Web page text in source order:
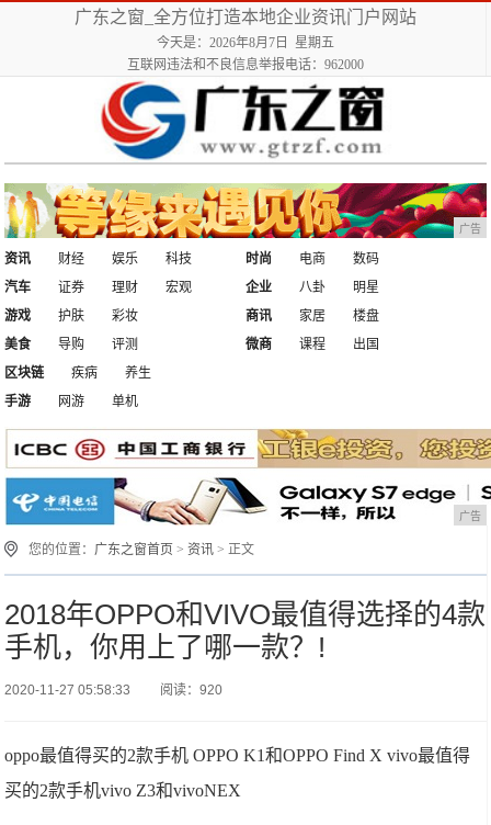
广东之窗_全方位打造本地企业资讯门户网站
今天是：2026年8月7日 星期五
互联网违法和不良信息举报电话：962000
广告
资讯 财经 娱乐
科技
汽车
证券 理财 宏观
时尚 电商
数码
企业
八卦
明星
游戏
护肤
彩妆
美食
导购 评测
商讯 家居
楼盘
微商
课程
出国
区块链
疾病
养生
手游
网游 单机
广告
您的位置： 广东之窗首页 >资讯 > 正文
2018年OPPO和VIVO最值得选择的4款
手机，你用上了哪一款？!
2020-11-27 05:58:33 阅读：920
oppo最值得买的2款手机 OPPO K1和OPPO Find X vivo最值得
买的2款手机vivo Z3和vivoNEX